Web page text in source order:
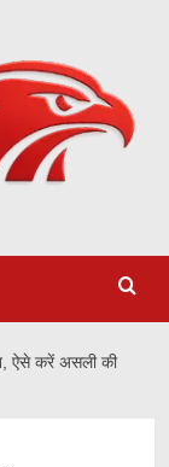
ऐसे करें असली की